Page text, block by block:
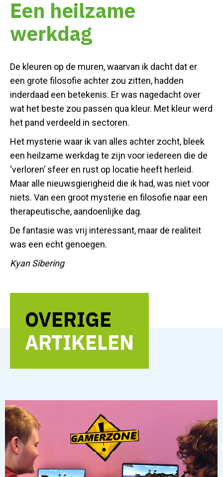
Een heilzame
werkdag
De kleuren op de muren, waarvan ik dacht dat er
een grote filosofie achter zou zitten, hadden
inderdaad een betekenis. Er was nagedacht over
wat het beste zou passen qua kleur. Met kleur werd
het pand verdeeld in sectoren.
Het mysterie waar ik van alles achter zocht, bleek
een heilzame werkdag te zijn voor iedereen die de
‘verloren’ sfeer en rust op locatie heeft herleid.
Maar alle nieuwsgierigheid die ik had, was niet voor
niets. Van een groot mysterie en filosofie naar een
therapeutische, aandoenlijke dag.
De fantasie was vrij interessant, maar de realiteit
was een echt genoegen.
Kyan Sibering
OVERIGE
ARTIKELEN